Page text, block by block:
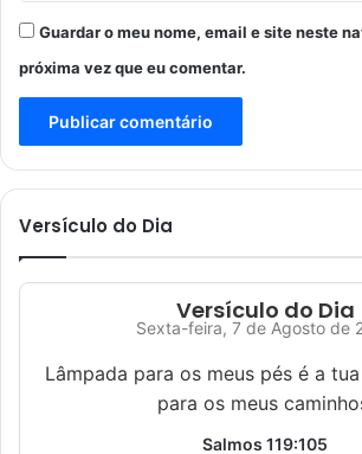
Guardar o meu nome, email e site neste
próxima vez que eu comentar.
Versículo do Dia
Versículo do Dia
Sexta-feira, 7 de Agosto de
Lâmpada para os meus pés é a
para os meus
Salmos 119:105